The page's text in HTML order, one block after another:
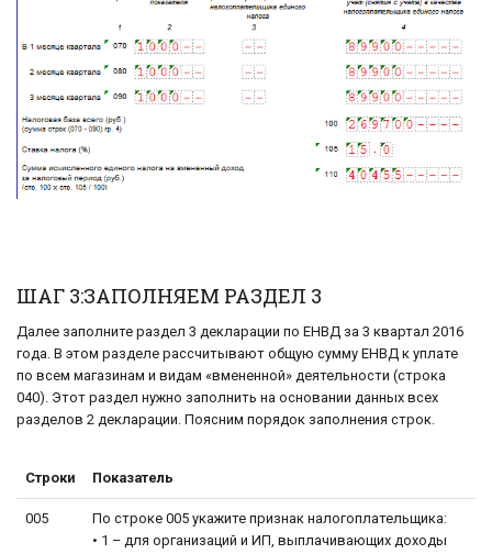
ШАГ 3:ЗАПОЛНЯЕМ РАЗДЕЛ 3
Далее заполните раздел 3 декларации по ЕНВД за 3 квартал 2016
года. В этом разделе рассчитывают общую сумму ЕНВД к уплате
по всем магазинам и видам «вмененной» деятельности (строка
040). Этот раздел нужно заполнить на основании данных всех
разделов 2 декларации. Поясним порядок заполнения строк.
Строки Показатель
005
По строке 005 укажите признак налогоплательщика:
• 1 – для организаций и ИП, выплачивающих доходы